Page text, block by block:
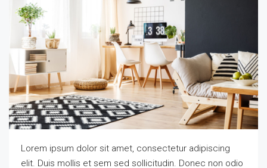
Lorem ipsum dolor sit amet, consectetur adipiscing
elit. Duis mollis et sem sed sollicitudin. Donec non odio